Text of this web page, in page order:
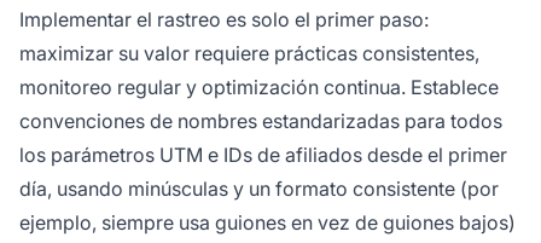
Implementar el rastreo es solo el primer paso:
maximizar su valor requiere prácticas consistentes,
monitoreo regular y optimización continua. Establece
convenciones de nombres estandarizadas para todos
los parámetros UTM e IDs de afiliados desde el primer
día, usando minúsculas y un formato consistente (por
ejemplo, siempre usa guiones en vez de guiones bajos)